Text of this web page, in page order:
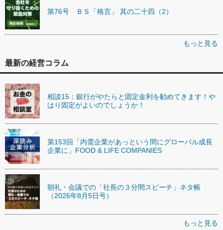
第76号 ＢＳ「格言」 其の二十四（2）
もっと見る
最新の経営コラム
相談15：銀行がやたらと固定金利を勧めてきます！や
はり固定がよいのでしょうか！
第153回「内需企業があっという間にグローバル成長
企業に」FOOD & LIFE COMPANIES
朝礼・会議での「社長の３分間スピーチ」ネタ帳
（2026年8月5日号）
もっと見る